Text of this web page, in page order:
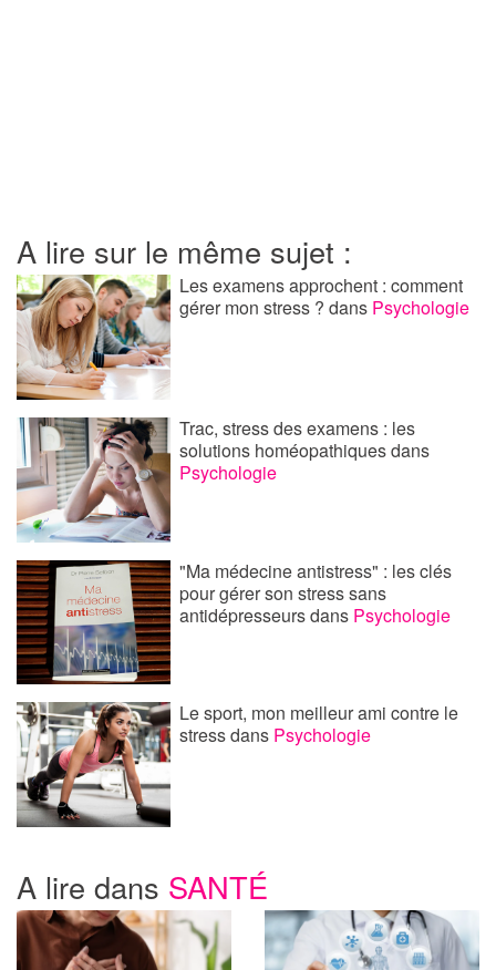
A lire sur le même sujet :
Les examens approchent : comment
gérer mon stress ?dans Psychologie
Trac, stress des examens : les
solutions homéopathiquesdans
Psychologie
"Ma médecine antistress" : les clés
pour gérer son stress sans
antidépresseursdans Psychologie
Le sport, mon meilleur ami contre le
stressdans Psychologie
A lire dans SANTÉ